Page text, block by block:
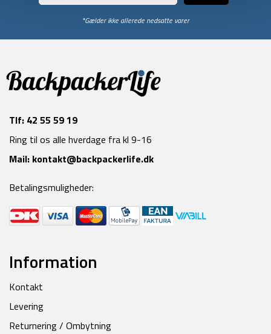
*Gælder ikke allerede nedsatte varer
Tlf: 42 55 59 19
Ring til os alle hverdage fra kl 9-16
Mail: kontakt@backpackerlife.dk
Betalingsmuligheder:
Information
Kontakt
Levering
Returnering / Ombytning